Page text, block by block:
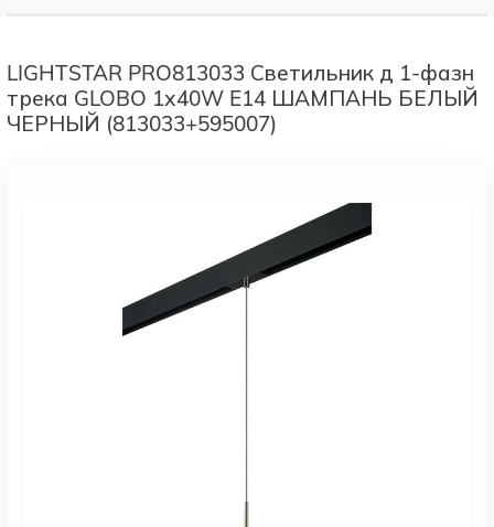
LIGHTSTAR PRO813033 Светильник д 1-фазн
трека GLOBO 1х40W E14 ШАМПАНЬ БЕЛЫЙ
ЧЕРНЫЙ (813033+595007)